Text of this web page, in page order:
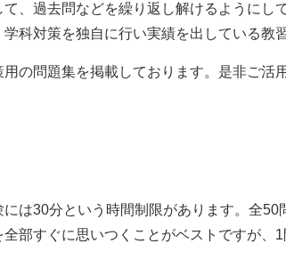
、過去問などを繰り返し解けるようにし
科対策を独自に行い実績を出している教
の問題集を掲載しております。是非ご活
には30分という時間制限があります。全
部すぐに思いつくことがベストですが、